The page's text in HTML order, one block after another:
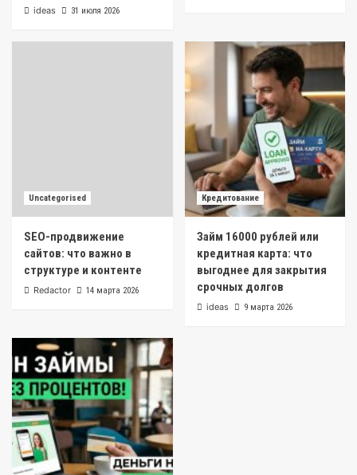
ideas 31 июля 2026
Uncategorised
SEO-продвижение
сайтов: что важно в
структуре и контенте
Redactor 14 марта 2026
Кредитование
Займ 16000 рублей или
кредитная карта: что
выгоднее для закрытия
срочных долгов
ideas 9 марта 2026